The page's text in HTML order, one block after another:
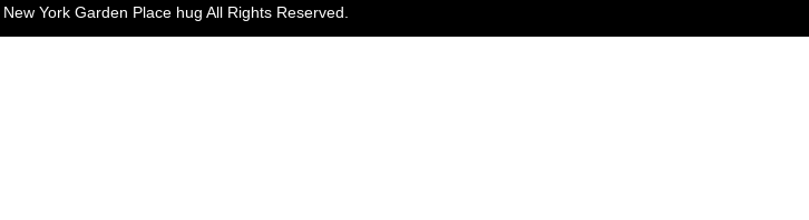
New York Garden Place hug All Rights Reserved.